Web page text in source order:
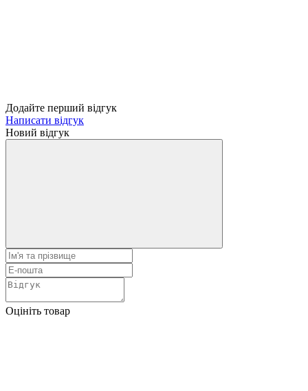
Додайте перший відгук
Написати відгук
Новий відгук
Оцініть товар